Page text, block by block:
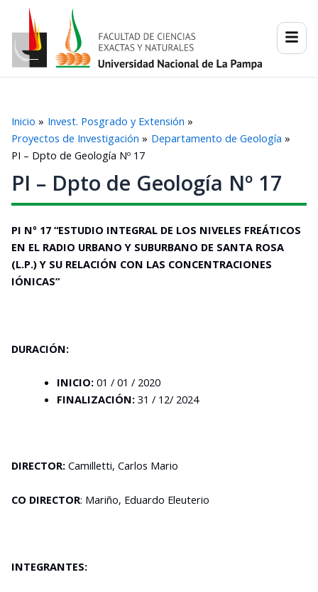
contenido
Inicio
Invest. Posgrado y Extensión
Proyectos de Investigación
Departamento de Geología
PI – Dpto de Geología Nº 17
PI – Dpto de Geología Nº 17
PI Nº 17 “ESTUDIO INTEGRAL DE LOS NIVELES FREÁTICOS
EN EL RADIO URBANO Y SUBURBANO DE SANTA ROSA
(L.P.) Y SU RELACIÓN CON LAS CONCENTRACIONES
IÓNICAS”
DURACIÓN:
INICIO: 01 / 01 / 2020
FINALIZACIÓN: 31 / 12/ 2024
DIRECTOR: Camilletti, Carlos Mario
CO DIRECTOR: Mariño, Eduardo Eleuterio
INTEGRANTES: